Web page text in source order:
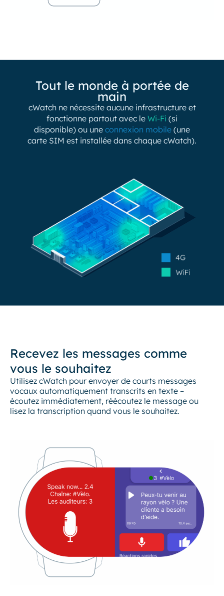
Tout le monde à portée de
main
cWatch ne nécessite aucune infrastructure et
fonctionne partout avec le Wi-Fi (si
disponible) ou une connexion mobile (une
carte SIM est installée dans chaque cWatch).
Recevez les messages comme
vous le souhaitez
Utilisez cWatch pour envoyer de courts messages
vocaux automatiquement transcrits en texte –
écoutez immédiatement, réécoutez le message ou
lisez la transcription quand vous le souhaitez.